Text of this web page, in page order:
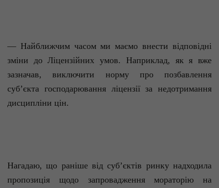
— Найближчим часом ми маємо внести відповідні
зміни до Ліцензійних умов. Наприклад, як я вже
зазначав, виключити норму про позбавлення
суб’єкта господарювання ліцензії за недотримання
дисципліни цін.
Нагадаю, що раніше від суб’єктів ринку надходила
пропозиція щодо запровадження мораторію на